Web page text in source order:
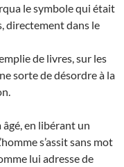
le symbole qui était
directement dans le
de livres, sur les
sorte de désordre à la
en libérant un
s’assit sans mot
lui adresse de